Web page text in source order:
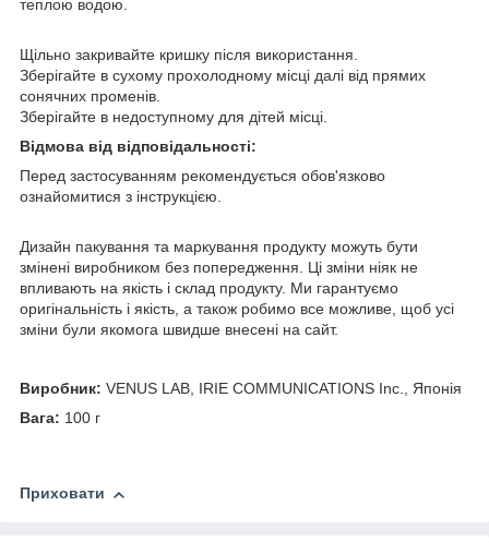
теплою водою.
Щільно закривайте кришку після використання.
Зберігайте в сухому прохолодному місці далі від прямих
сонячних променів.
Зберігайте в недоступному для дітей місці.
Відмова від відповідальності:
Перед застосуванням рекомендується обов'язково
ознайомитися з інструкцією.
Дизайн пакування та маркування продукту можуть бути
змінені виробником без попередження. Ці зміни ніяк не
впливають на якість і склад продукту. Ми гарантуємо
оригінальність і якість, а також робимо все можливе, щоб усі
зміни були якомога швидше внесені на сайт.
Виробник: VENUS LAB, IRIE COMMUNICATIONS Inc., Японія
Вага: 100 г
Приховати